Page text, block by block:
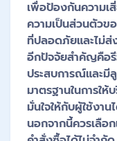
เพื่อป้องกันความเ
ความเป็นส่วนตัวข
ที่ปลอดภัยและไม่
อีกปัจจัยสำคัญคือรี
ประสบการณ์และมี
มาตรฐานในการให้
มั่นใจให้กับผู้ใช้งาน
นอกจากนี้ควรเลือ